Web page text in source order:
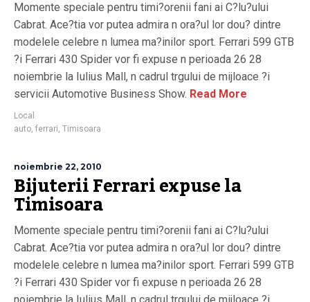
Momente speciale pentru timi?orenii fani ai C?lu?ului
Cabrat. Ace?tia vor putea admira n ora?ul lor dou? dintre
modelele celebre n lumea ma?inilor sport. Ferrari 599 GTB
?i Ferrari 430 Spider vor fi expuse n perioada 26 28
noiembrie la Iulius Mall, n cadrul trgului de mijloace ?i
servicii Automotive Business Show. Read More
Local
auto, ferrari, Timisoara
noiembrie 22, 2010
Bijuterii Ferrari expuse la
Timisoara
Momente speciale pentru timi?orenii fani ai C?lu?ului
Cabrat. Ace?tia vor putea admira n ora?ul lor dou? dintre
modelele celebre n lumea ma?inilor sport. Ferrari 599 GTB
?i Ferrari 430 Spider vor fi expuse n perioada 26 28